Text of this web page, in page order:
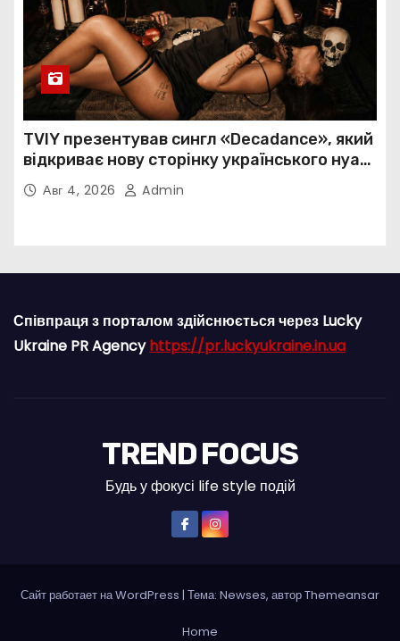
TVIY презентував сингл «Decadance», який
відкриває нову сторінку українського нуар-
попуАвг 4, 2026 Admin
Співпраця з порталом здійснюється через Lucky
Ukraine PR Agencyhttps://pr.luckyukraine.in.ua
TREND FOCUS
Будь у фокусі life style подій
Сайт работает на WordPress | Тема: Newses, авторThemeansar
Home